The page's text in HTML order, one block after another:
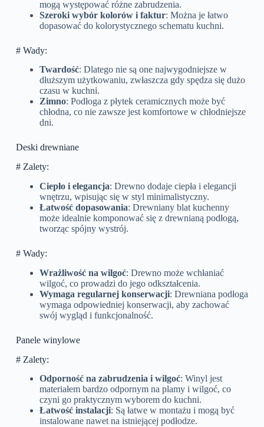
mogą występować różne zabrudzenia.
Szeroki wybór kolorów i faktur: Można je łatwo
dopasować do kolorystycznego schematu kuchni.
# Wady:
Twardość: Dlatego nie są one najwygodniejsze w
dłuższym użytkowaniu, zwłaszcza gdy spędza się dużo
czasu w kuchni.
Zimno: Podłoga z płytek ceramicznych może być
chłodna, co nie zawsze jest komfortowe w chłodniejsze
dni.
Deski drewniane
# Zalety:
Ciepło i elegancja: Drewno dodaje ciepła i elegancji
wnętrzu, wpisując się w styl minimalistyczny.
Łatwość dopasowania: Drewniany blat kuchenny
może idealnie komponować się z drewnianą podłogą,
tworząc spójny wystrój.
# Wady:
Wrażliwość na wilgoć: Drewno może wchłaniać
wilgoć, co prowadzi do jego odkształcenia.
Wymaga regularnej konserwacji: Drewniana podłoga
wymaga odpowiedniej konserwacji, aby zachować
swój wygląd i funkcjonalność.
Panele winylowe
# Zalety:
Odporność na zabrudzenia i wilgoć: Winyl jest
materiałem bardzo odpornym na plamy i wilgoć, co
czyni go praktycznym wyborem do kuchni.
Łatwość instalacji: Są łatwe w montażu i mogą być
instalowane nawet na istniejącej podłodze.